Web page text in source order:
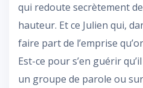
qui redoute secrètement
hauteur. Et ce Julien qui,
faire part de l’emprise
Est-ce pour s’en guérir
un groupe de parole ou